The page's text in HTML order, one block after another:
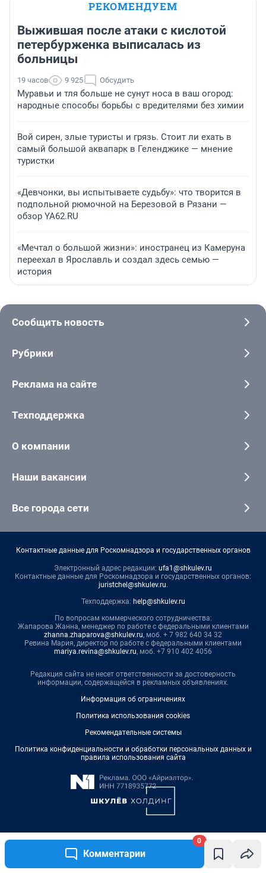
Комментарии
0
РЕКОМЕНДУЕМ
Выжившая после атаки с кислотой
петербурженка выписалась из
больницы
19 часов 9 925 Обсудить
Муравьи и тля больше не сунут носа в ваш огород:
народные способы борьбы с вредителями без химии
Вой сирен, злые туристы и грязь. Стоит ли ехать в
самый большой аквапарк в Геленджике — мнение
туристки
«Девчонки, вы испытываете судьбу»: что творится в
подпольной рюмочной на Березовой в Рязани —
обзор YA62.RU
«Мечтал о большой жизни»: иностранец из Камеруна
переехал в Ярославль и создал здесь семью —
история
Сообщить новость
Рубрики
Реклама на сайте
Техподдержка
О компании
Наши вакансии
Все города сети
Контактные данные для Роскомнадзора и государственных органов
Электронный адрес редакции: ufa1@shkulev.ru
Контактные данные для Роскомнадзора и государственных органов:
juristchel@shkulev.ru.
Техподдержка: help@shkulev.ru
По вопросам коммерческого сотрудничества:
Жапарова Жанна, менеджер по работе с федеральными клиентами
zhanna.zhaparova@shkulev.ru, моб. + 7 982 640 34 32
Ревина Мария, директор по работе с федеральными клиентами
mariya.revina@shkulev.ru, моб. +7 910 402 4056
Редакция сайта не несет ответственности за достоверность
информации, содержащейся в рекламных объявлениях.
Информация об ограничениях
Политика использования cookies
Рекомендательные системы
Политика конфиденциальности и обработки персональных данных и
правила использования сайта
© ООО «Сеть городских порталов»
© ООО «Интернет Технологии»